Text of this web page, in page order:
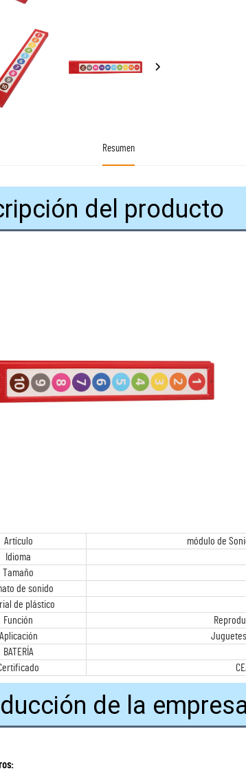
Resumen
del producto
Artículo
módulo de
Idioma
Tamaño
de sonido
de plástico
Función
Aplicación
BATERÍA
de la